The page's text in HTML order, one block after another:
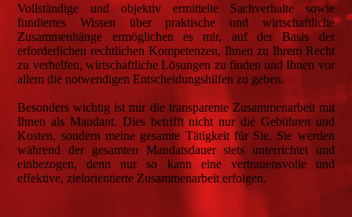
Vollständige und objektiv ermittelte Sachverhalte sowie
fundiertes Wissen über praktische und wirtschaftliche
Zusammenhänge ermöglichen es mir, auf der Basis der
erforderlichen rechtlichen Kompetenzen, Ihnen zu Ihrem Recht
zu verhelfen, wirtschaftliche Lösungen zu finden und Ihnen vor
allem die notwendigen Entscheidungshilfen zu geben.
Besonders wichtig ist mir die transparente Zusammenarbeit mit
Ihnen als Mandant. Dies betrifft nicht nur die Gebühren und
Kosten, sondern meine gesamte Tätigkeit für Sie. Sie werden
während der gesamten Mandatsdauer stets unterrichtet und
einbezogen, denn nur so kann eine vertrauensvolle und
effektive, zielorientierte Zusammenarbeit erfolgen.